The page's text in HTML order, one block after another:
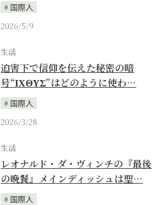
国際人
2026/5/9
生活
迫害下で信仰を伝えた秘密の暗
号“ΙΧΘΥΣ”はどのように使わ…
国際人
2026/3/28
生活
レオナルド・ダ・ヴィンチの『最後
の晩餐』メインディッシュは聖…
国際人